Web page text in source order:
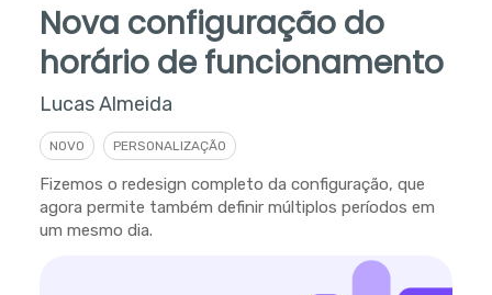
Nova configuração do
horário de funcionamento
Lucas Almeida
NOVO PERSONALIZAÇÃO
Fizemos o redesign completo da configuração, que
agora permite também definir múltiplos períodos em
um mesmo dia.